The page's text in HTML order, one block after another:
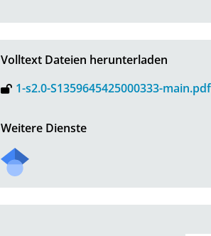
Volltext Dateien herunterladen
1-s2.0-S1359645425000333-main.pdf
Weitere Dienste